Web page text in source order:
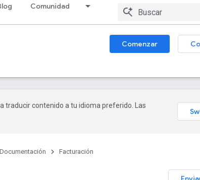
Comunidad
Comenzar
traducir contenido a tu idioma preferido. Las
Documentación Facturación